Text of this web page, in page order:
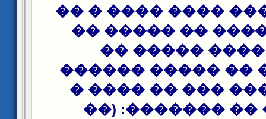
������ � ���
���� � ����� ��
����.. ����
������� � ��
�� ��� ���� ���
��� ��� ��